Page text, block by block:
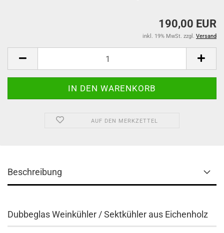
190,00 EUR
inkl. 19% MwSt. zzgl. Versand
AUF DEN MERKZETTEL
Beschreibung
Dubbeglas Weinkühler / Sektkühler aus Eichenholz